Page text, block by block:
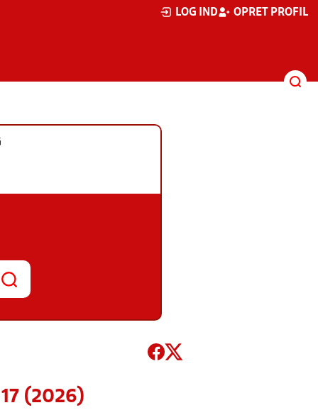
LOG IND OPRET PROFIL
17 (2026)